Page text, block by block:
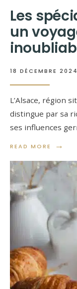
Les
un
18 DÉCEMBRE 2024
L’Alsace, région
distingue par sa
ses influences
READ MORE →